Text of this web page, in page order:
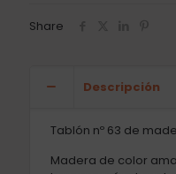
Share
Descripción
Tablón nº 63 de
Madera de color